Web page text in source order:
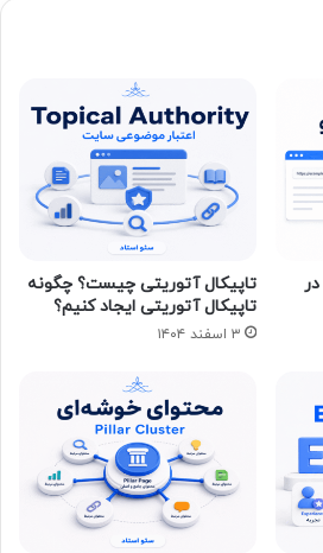
راهنمای کامل Redirect ۳۰۱ در
تاپیکال آتوریتی چیست؟ چگونه
تاپیکال آتوریتی ایجاد کنیم؟
۳ اسفند ۱۴۰۴